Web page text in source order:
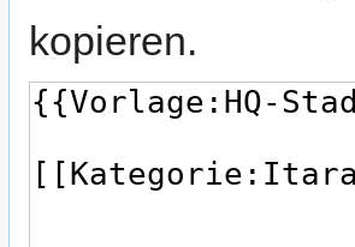
kopieren.